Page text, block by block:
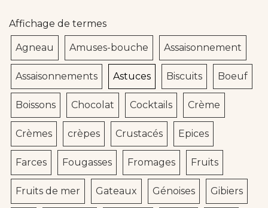
Affichage de termes
Agneau Amuses-bouche Assaisonnement
Assaisonnements Astuces Biscuits Boeuf
Boissons Chocolat Cocktails Crème
Crèmes crèpes Crustacés Epices
Farces Fougasses Fromages Fruits
Fruits de mer Gateaux Génoises Gibiers